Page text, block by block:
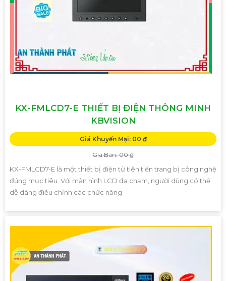
KX-FMLCD7-E THIẾT BỊ ĐIỆN THÔNG MINH
KBVISION
Giá Khuyến Mại: 00 ₫
Giá Bán: 00 ₫
KX-FMLCD7-E là một thiết bị điện tử tiên tiến trang bị công nghệ
đúng mục tiêu. Với màn hình LCD đa chạm, người dùng có thể
dễ dàng điều chỉnh các chức năng